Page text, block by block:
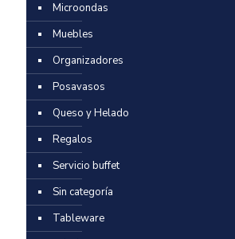
Microondas
Muebles
Organizadores
Posavasos
Queso y Helado
Regalos
Servicio buffet
Sin categoría
Tableware